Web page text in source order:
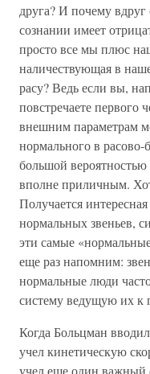
друга? И почему
сознании имеет
просто все мы плюс
наличествующая в
расу? Ведь если вы,
повстречаете первого
внешним параметрам
нормального в расово-
большой
вполне приличным.
Получается
нормальных звеньев,
эти самые
еще раз напомним:
нормальные люди
систему ведущую их к
Когда Больцман
учел кинетическую
учел еще один